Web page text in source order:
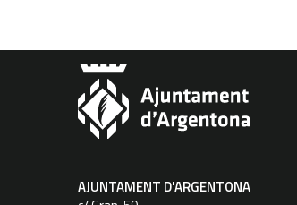
AJUNTAMENT D'ARGENTONA